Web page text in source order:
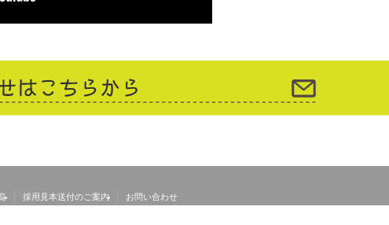
採用見本送付のご案内 お問い合わせ